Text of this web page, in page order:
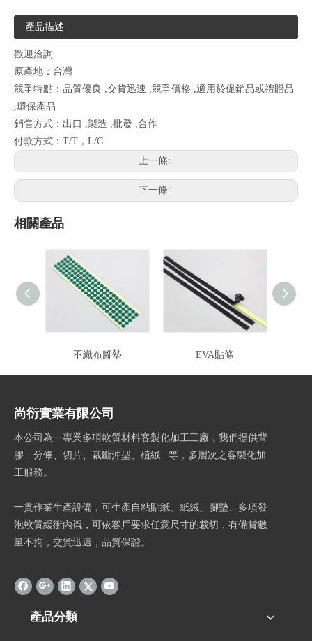
產品描述
歡迎洽詢
原產地：台灣
競爭特點：品質優良 ,交貨迅速 ,競爭價格 ,適用於促銷品或禮贈品
,環保產品
銷售方式：出口 ,製造 ,批發 ,合作
付款方式：T/T，L/C
上一條:
下一條:
相關產品
不織布腳墊 EVA貼條
尚衍實業有限公司
本公司為一專業多項軟質材料客製化加工工廠，我們提供背
膠、分條、切片、裁斷沖型、植絨...等，多層次之客製化加
工服務。
一貫作業生產設備，可生產自粘貼紙、紙絨、腳墊、多項發
泡軟質緩衝內襯，可依客戶要求任意尺寸的裁切，有備貨數
量不拘，交貨迅速，品質保證。
產品分類